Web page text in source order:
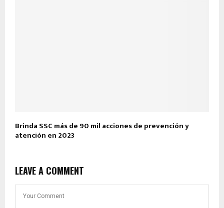
Brinda SSC más de 90 mil acciones de prevención y
atención en 2023
LEAVE A COMMENT